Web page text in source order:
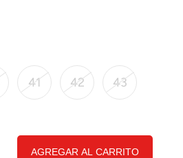
41 42 43
AGREGAR AL CARRITO